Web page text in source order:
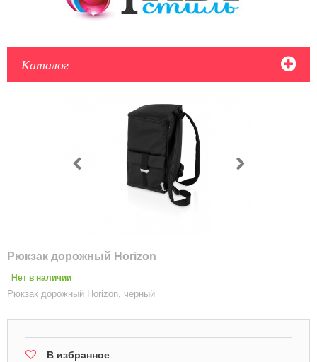
Каталог
Рюкзак дорожный Horizon
Нет в наличии
Рюкзак дорожный Horizon, черный
В избранное